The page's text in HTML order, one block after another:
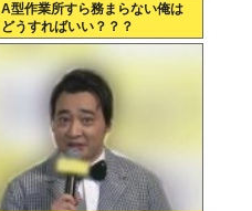
A型作業所すら務まらない俺は
どうすればいい？？？